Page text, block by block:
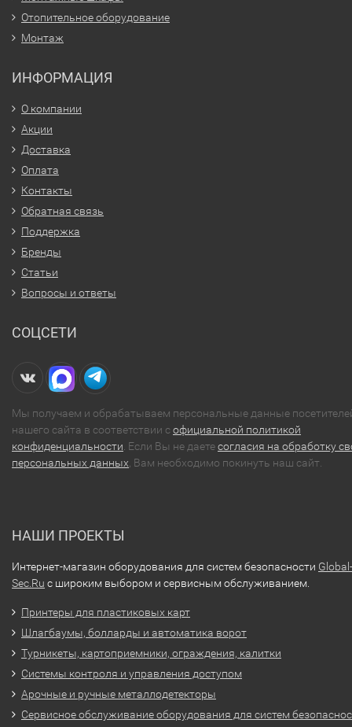
Отопительное оборудование
Монтаж
ИНФОРМАЦИЯ
О компании
Акции
Доставка
Оплата
Контакты
Обратная связь
Поддержка
Бренды
Статьи
Вопросы и ответы
СОЦСЕТИ
Мы получаем и обрабатываем персональные данные
нашего сайта в соответствии софициальной политикой
конфиденциальности . Если Вы не даетесогласия на обработку
персональных данных , Вам необходимо покинуть наш сайт.
НАШИ ПРОЕКТЫ
Интернет-магазин оборудования для систем безопасности Global-
Sec.Ru с широким выбором и сервисным обслуживанием.
Принтеры для пластиковых карт
Шлагбаумы, болларды и автоматика ворот
Турникеты, картоприемники, ограждения, калитки
Системы контроля и управления доступом
Арочные и ручные металлодетекторы
Сервисное обслуживание оборудования для систем